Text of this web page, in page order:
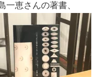
一恵さんの著書、